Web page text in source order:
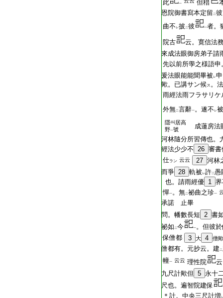
此 一 但稓
恩院御書寫本定留 二
曲不 レ披 二彼 一者。
院古
云。寛信法
來成法眼御房弟子請
先以前所學之様語申
爰法眼能能聞畢被 レ
歟。已講サン候ス 。
雨經法雨フラサリケ
外無二言辭一。遂不 レ被
隱
居高
野一號
成蓮房法
河林隨分所習傳也。
經法少少不 26 審書
仕ラン 云云 27 河林
而爭 28 軌被 レ許二愚
也。請雨經優 1
憚一。無二祕曲之珍一
承諾 止畢
問。幡數長短 2 書
祕如 二今 一。但彼
保僧都
3 大 4 僧歟
僧都有。元抄云。建 二
幢一 云云 理性院
九尺計歟但 5 永十
尺也。遍智院建保
＊計。中央三尺計増